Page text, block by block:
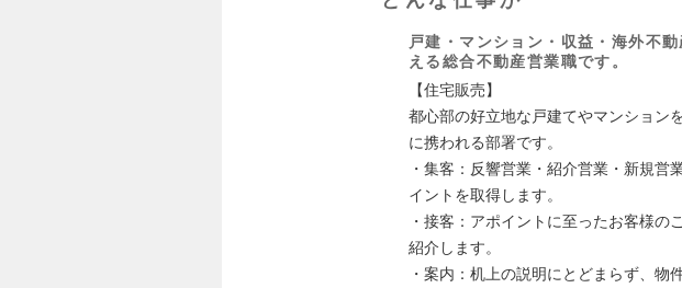
戸建・マンション・収益・海外不
える総合不動産営業職です。
【住宅販売】
都心部の好立地な戸建てやマンション
に携われる部署です。
・集客：反響営業・紹介営業・新規
イントを取得します。
・接客：アポイントに至ったお客様
紹介します。
・案内：机上の説明にとどまらず、